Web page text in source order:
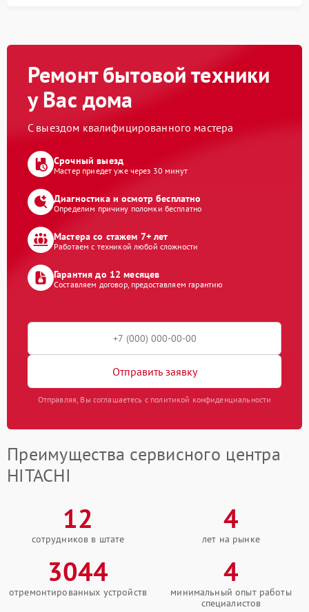
Ремонт бытовой техники
у Вас дома
С выездом квалифицированного мастера
Срочный выезд
Мастер приедет уже через 30 минут
Диагностика и осмотр бесплатно
Определим причину поломки бесплатно
Мастера со стажем 7+ лет
Работаем с техникой любой сложности
Гарантия до 12 месяцев
Составляем договор, предоставляем гарантию
Отправить заявку
Отправляя, Вы соглашаетесь с политикой конфиденциальности
Преимущества сервисного центра
HITACHI
12
сотрудников в штате
4
лет на рынке
3044
отремонтированных устройств
4
минимальный опыт работы
специалистов